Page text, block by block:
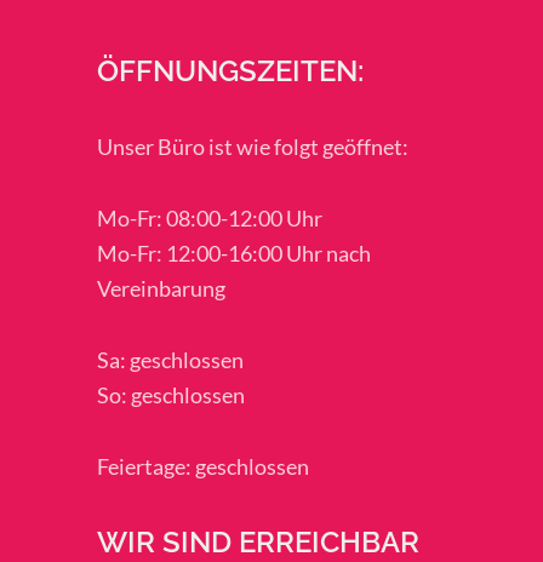
ÖFFNUNGSZEITEN:
Unser Büro ist wie folgt geöffnet:
Mo-Fr: 08:00-12:00 Uhr
Mo-Fr: 12:00-16:00 Uhr nach
Vereinbarung
Sa: geschlossen
So: geschlossen
Feiertage: geschlossen
WIR SIND ERREICHBAR